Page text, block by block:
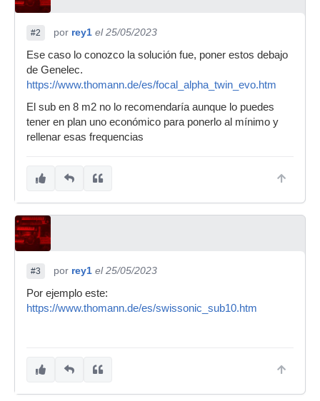
#2 por rey1 el 25/05/2023
Ese caso lo conozco la solución fue, poner estos debajo
de Genelec.
https://www.thomann.de/es/focal_alpha_twin_evo.htm
El sub en 8 m2 no lo recomendaría aunque lo puedes
tener en plan uno económico para ponerlo al mínimo y
rellenar esas frequencias
#3 por rey1 el 25/05/2023
Por ejemplo este:
https://www.thomann.de/es/swissonic_sub10.htm